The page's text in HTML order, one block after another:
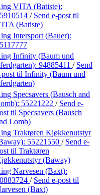
VITA (Batiste):
/ Send e-post til
(Batiste)
Intersport (Bauer):
Infinity (Baum und
94885411 / Send
post til Infinity (Baum und
Specsavers (Bausch and
55221222 / Send e-
til Specsavers (Bausch
Lomb)
Traktøren Kjøkkenutstyr
55221550 / Send e-
til Traktøren
(Baway)
Narvesen (Baxt):
/ Send e-post til
(Baxt)